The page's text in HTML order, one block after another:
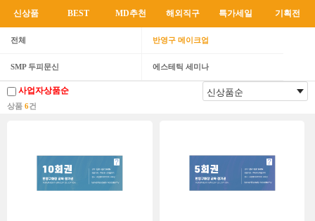
신상품 BEST MD추천 해외직구 특가세일 기획전
전체 반영구 메이크업
SMP 두피문신 에스테틱 세미나
사업자상품순
상품 6건